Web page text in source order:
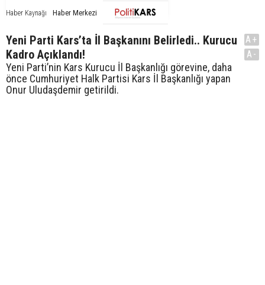
Haber Kaynağı Haber Merkezi
Yeni Parti Kars’ta İl Başkanını Belirledi.. Kurucu
Kadro Açıklandı!
Yeni Parti’nin Kars Kurucu İl Başkanlığı görevine, daha
önce Cumhuriyet Halk Partisi Kars İl Başkanlığı yapan
Onur Uludaşdemir getirildi.
A+
A-